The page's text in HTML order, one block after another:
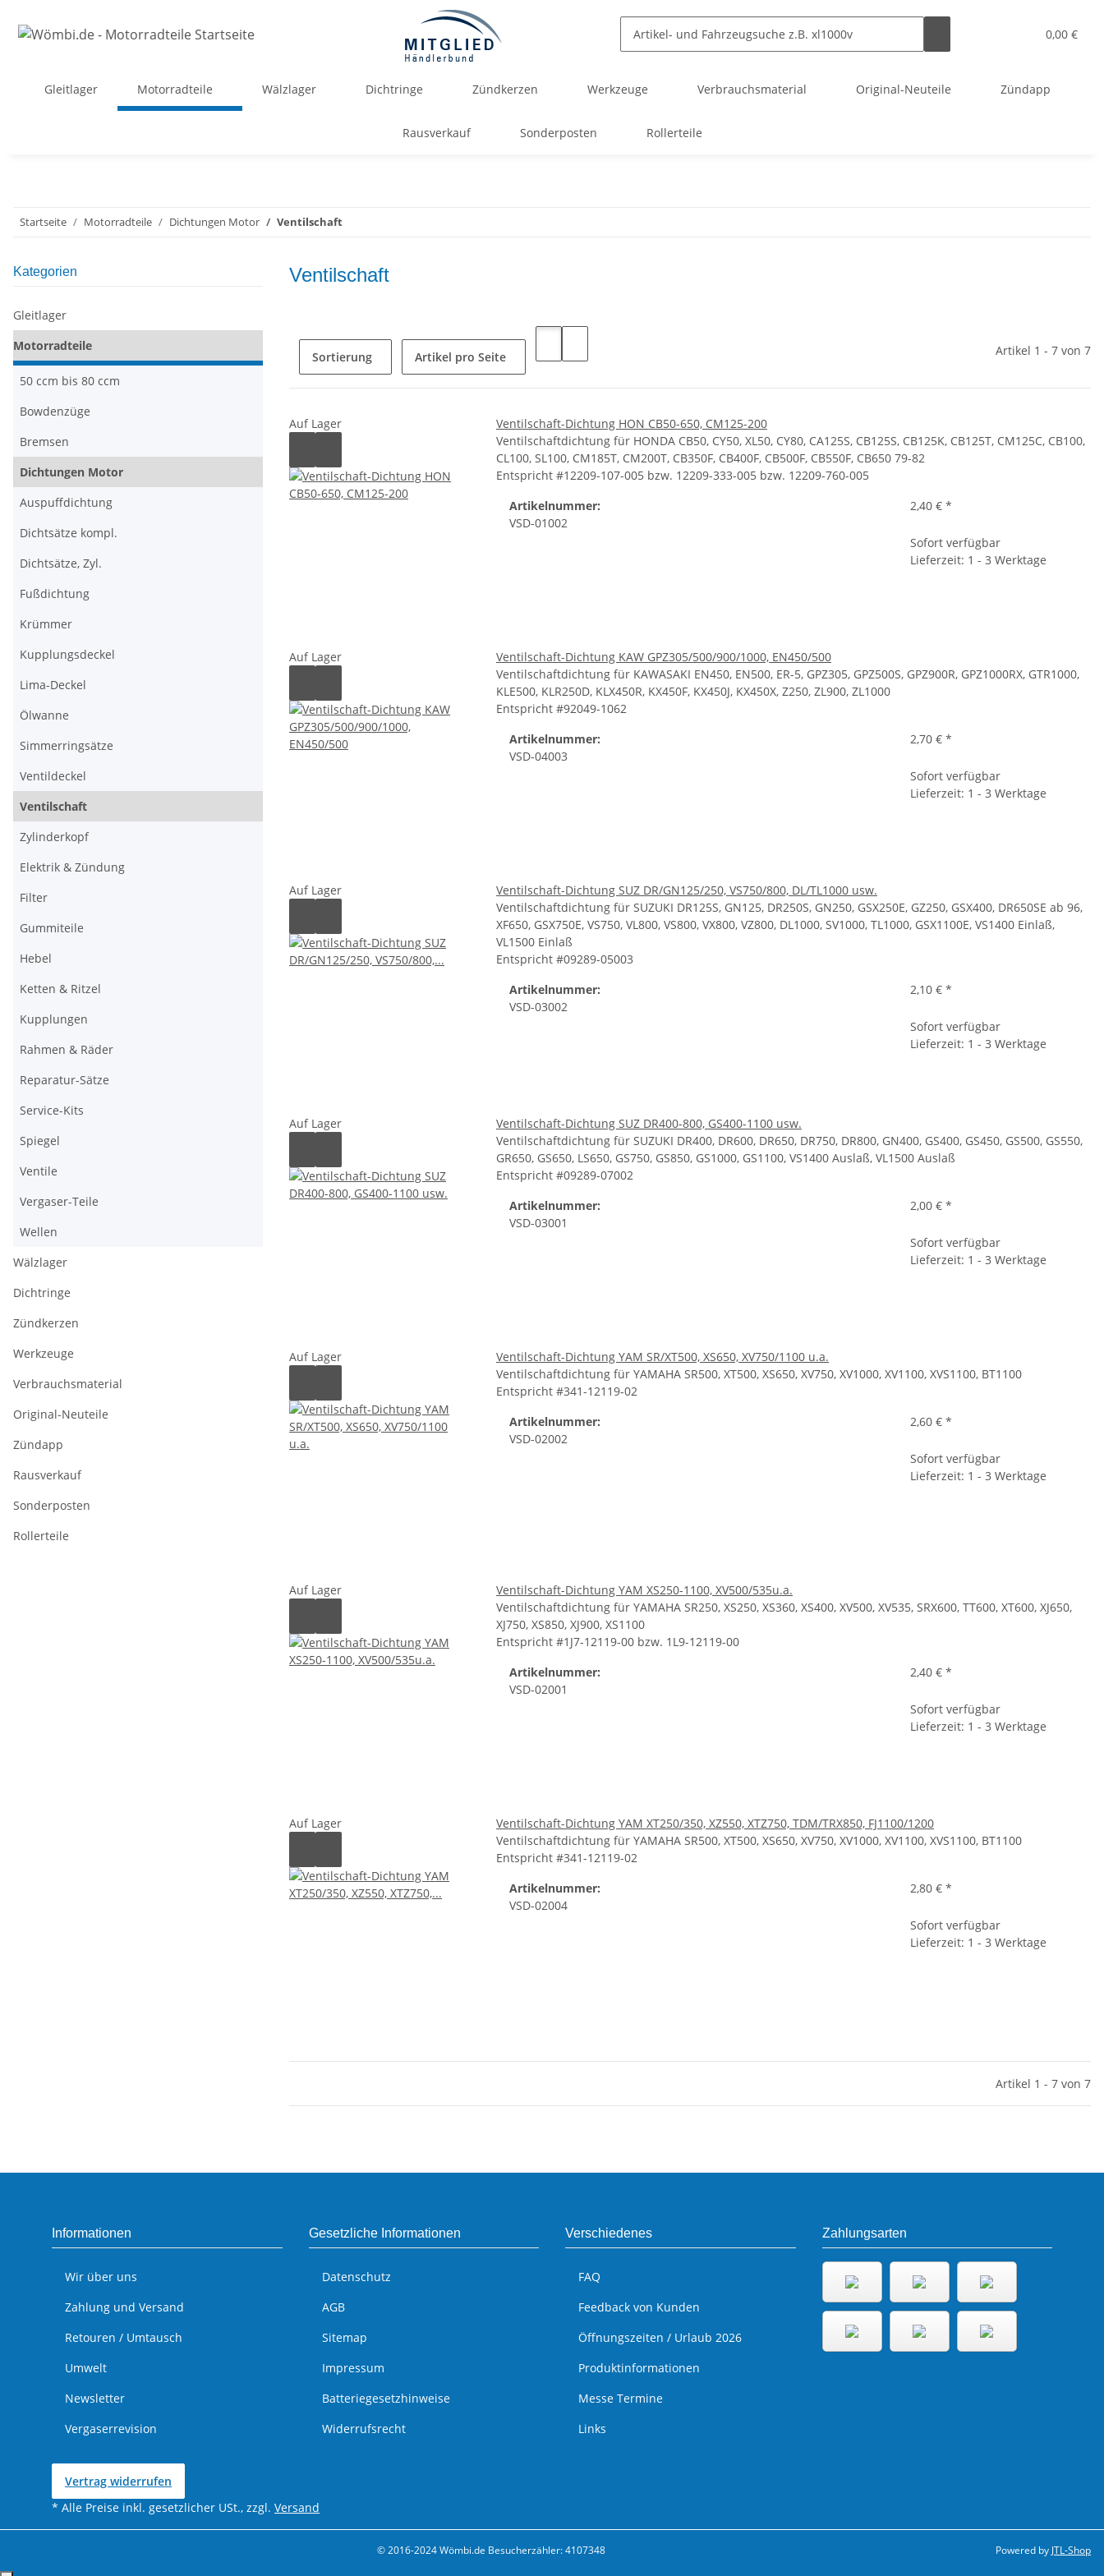
0,00 €
Gleitlager Motorradteile Wälzlager Dichtringe Zündkerzen Werkzeuge Verbrauchsmaterial Original-Neuteile Zündapp
Rausverkauf Sonderposten Rollerteile
Startseite Motorradteile Dichtungen Motor Ventilschaft
Ventilschaft
Sortierung Artikel pro Seite Artikel 1 - 7 von 7
Auf Lager
Ventilschaft-Dichtung HON CB50-650, CM125-200
Ventilschaftdichtung für HONDA CB50, CY50, XL50, CY80, CA125S, CB125S, CB125K, CB125T, CM125C, CB100,
CL100, SL100, CM185T, CM200T, CB350F, CB400F, CB500F, CB550F, CB650 79-82
Entspricht #12209-107-005 bzw. 12209-333-005 bzw. 12209-760-005
Artikelnummer:
VSD-01002
2,40 € *
Sofort verfügbar
Lieferzeit: 1 - 3 Werktage
Auf Lager
Ventilschaft-Dichtung KAW GPZ305/500/900/1000, EN450/500
Ventilschaftdichtung für KAWASAKI EN450, EN500, ER-5, GPZ305, GPZ500S, GPZ900R, GPZ1000RX, GTR1000,
KLE500, KLR250D, KLX450R, KX450F, KX450J, KX450X, Z250, ZL900, ZL1000
Entspricht #92049-1062
Artikelnummer:
VSD-04003
2,70 € *
Sofort verfügbar
Lieferzeit: 1 - 3 Werktage
Auf Lager
Ventilschaft-Dichtung SUZ DR/GN125/250, VS750/800, DL/TL1000 usw.
Ventilschaftdichtung für SUZUKI DR125S, GN125, DR250S, GN250, GSX250E, GZ250, GSX400, DR650SE ab 96,
XF650, GSX750E, VS750, VL800, VS800, VX800, VZ800, DL1000, SV1000, TL1000, GSX1100E, VS1400 Einlaß,
VL1500 Einlaß
Entspricht #09289-05003
Artikelnummer:
VSD-03002
2,10 € *
Sofort verfügbar
Lieferzeit: 1 - 3 Werktage
Auf Lager
Ventilschaft-Dichtung SUZ DR400-800, GS400-1100 usw.
Ventilschaftdichtung für SUZUKI DR400, DR600, DR650, DR750, DR800, GN400, GS400, GS450, GS500, GS550,
GR650, GS650, LS650, GS750, GS850, GS1000, GS1100, VS1400 Auslaß, VL1500 Auslaß
Entspricht #09289-07002
Artikelnummer:
VSD-03001
2,00 € *
Sofort verfügbar
Lieferzeit: 1 - 3 Werktage
Auf Lager
Ventilschaft-Dichtung YAM SR/XT500, XS650, XV750/1100 u.a.
Ventilschaftdichtung für YAMAHA SR500, XT500, XS650, XV750, XV1000, XV1100, XVS1100, BT1100
Entspricht #341-12119-02
Artikelnummer:
VSD-02002
2,60 € *
Sofort verfügbar
Lieferzeit: 1 - 3 Werktage
Auf Lager
Ventilschaft-Dichtung YAM XS250-1100, XV500/535u.a.
Ventilschaftdichtung für YAMAHA SR250, XS250, XS360, XS400, XV500, XV535, SRX600, TT600, XT600, XJ650,
XJ750, XS850, XJ900, XS1100
Entspricht #1J7-12119-00 bzw. 1L9-12119-00
Artikelnummer:
VSD-02001
2,40 € *
Sofort verfügbar
Lieferzeit: 1 - 3 Werktage
Auf Lager
Ventilschaft-Dichtung YAM XT250/350, XZ550, XTZ750, TDM/TRX850, FJ1100/1200
Ventilschaftdichtung für YAMAHA SR500, XT500, XS650, XV750, XV1000, XV1100, XVS1100, BT1100
Entspricht #341-12119-02
Artikelnummer:
VSD-02004
2,80 € *
Sofort verfügbar
Lieferzeit: 1 - 3 Werktage
Artikel 1 - 7 von 7
Kategorien
Gleitlager
Motorradteile
50 ccm bis 80 ccm
Bowdenzüge
Bremsen
Dichtungen Motor
Auspuffdichtung
Dichtsätze kompl.
Dichtsätze, Zyl.
Fußdichtung
Krümmer
Kupplungsdeckel
Lima-Deckel
Ölwanne
Simmerringsätze
Ventildeckel
Ventilschaft
Zylinderkopf
Elektrik & Zündung
Filter
Gummiteile
Hebel
Ketten & Ritzel
Kupplungen
Rahmen & Räder
Reparatur-Sätze
Service-Kits
Spiegel
Ventile
Vergaser-Teile
Wellen
Wälzlager
Dichtringe
Zündkerzen
Werkzeuge
Verbrauchsmaterial
Original-Neuteile
Zündapp
Rausverkauf
Sonderposten
Rollerteile
Informationen
Wir über uns
Zahlung und Versand
Retouren / Umtausch
Umwelt
Newsletter
Vergaserrevision
Gesetzliche Informationen
Datenschutz
AGB
Sitemap
Impressum
Batteriegesetzhinweise
Widerrufsrecht
Verschiedenes
FAQ
Feedback von Kunden
Öffnungszeiten / Urlaub 2026
Produktinformationen
Messe Termine
Links
Zahlungsarten
Vertrag widerrufen
* Alle Preise inkl. gesetzlicher USt., zzgl. Versand
© 2016-2024 Wömbi.de Besucherzähler: 4107348 Powered by JTL-Shop